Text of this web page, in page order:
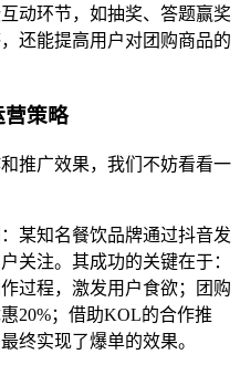
动环节，如抽奖、答题赢奖
还能提高用户对团购商品的
营策略
推广效果，我们不妨看看一
某知名餐饮品牌通过抖音发
关注。其成功的关键在于：
过程，激发用户食欲；团购
20%；借助KOL的合作推
终实现了爆单的效果。